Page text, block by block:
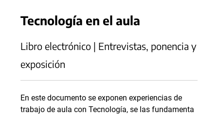
Tecnología en el aula
Libro electrónico | Entrevistas, ponencia y
exposición
En este documento se exponen experiencias de
trabajo de aula con Tecnología, se las fundamenta